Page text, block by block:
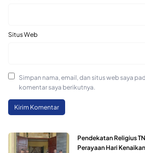
Situs Web
Simpan nama, email, dan situs web saya
komentar saya berikutnya.
Pendekatan Religius
Perayaan Hari